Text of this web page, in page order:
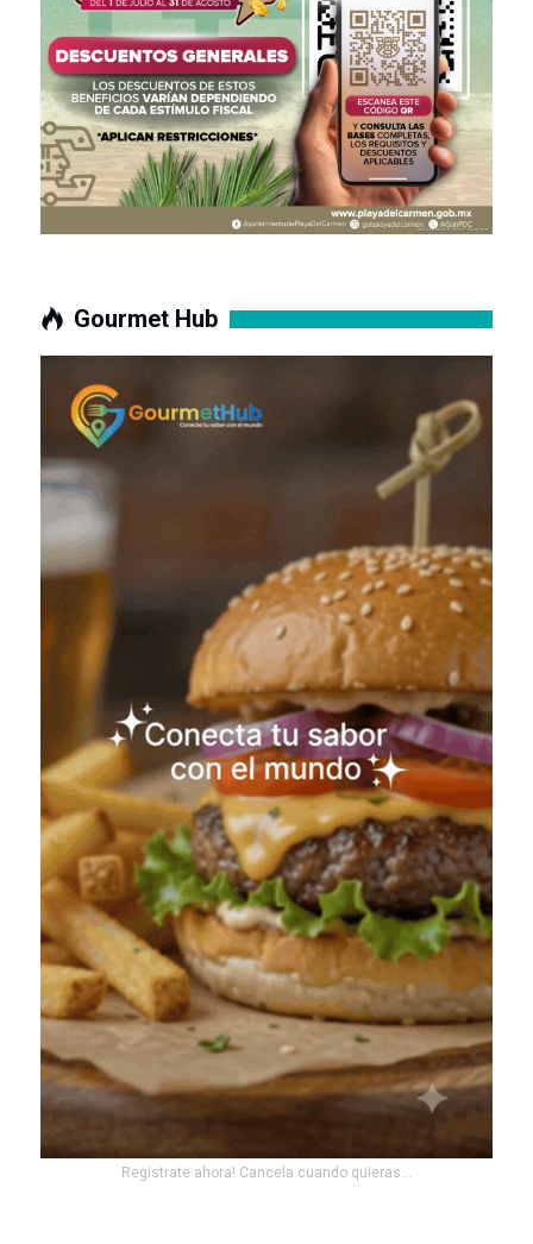
Gourmet Hub
Registrate ahora! Cancela cuando quieras...